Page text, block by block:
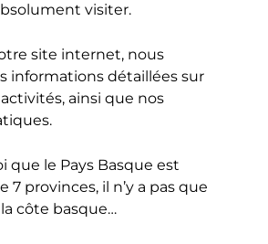
visiter.
site internet, nous
informations détaillées sur
ainsi que nos
que le Pays Basque est
7 provinces, il n’y a pas que
côte basque…